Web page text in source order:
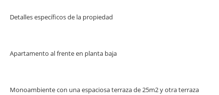
Detalles específicos de la propiedad
Apartamento al frente en planta baja
Monoambiente con una espaciosa terraza de 25m2 y otra terraza